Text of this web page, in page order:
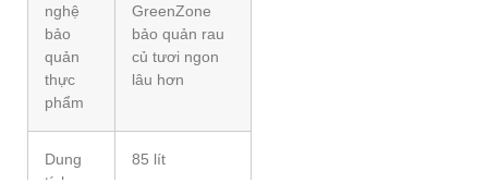
nghệ
bảo
quản
thực
phẩm
GreenZone
bảo quản rau
củ tươi ngon
lâu hơn
Dung
tích
85 lít